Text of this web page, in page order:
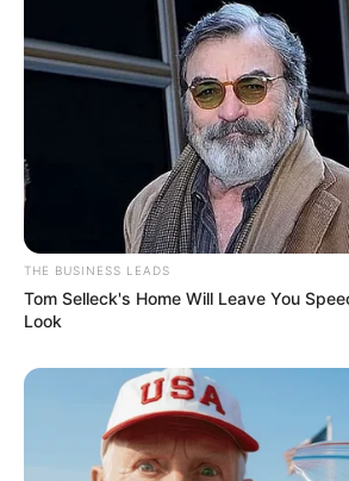
THE BUSINESS LEADS
Tom Selleck's Home Will Leave You
Look